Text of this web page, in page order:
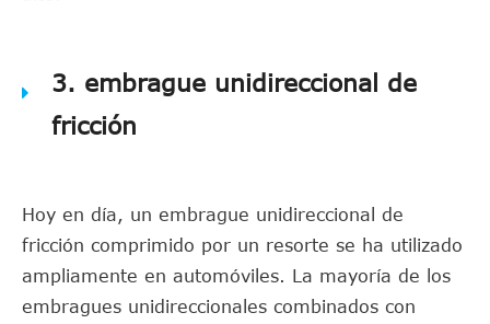
3. embrague unidireccional de
fricción
Hoy en día, un embrague unidireccional de
fricción comprimido por un resorte se ha utilizado
ampliamente en automóviles. La mayoría de los
embragues unidireccionales combinados con